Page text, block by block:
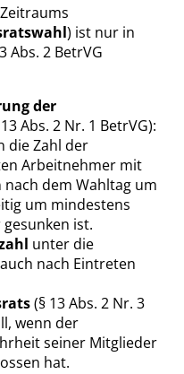
) ist nur in
Abs. 2 BetrVG
der
Abs. 2 Nr. 1 BetrVG):
die Zahl der
Arbeitnehmer mit
dem Wahltag um
um mindestens
ist.
unter die
nach Eintreten
(§ 13 Abs. 2 Nr. 3
wenn der
seiner Mitglieder
hat.